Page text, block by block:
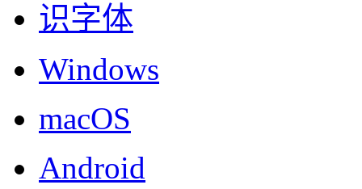
识字体
Windows
macOS
Android